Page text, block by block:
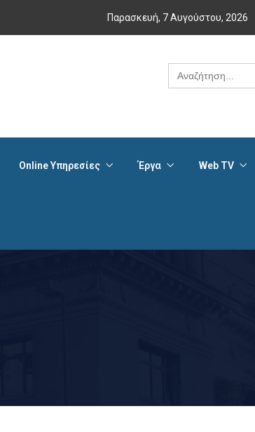
Παρασκευή, 7 Αυγούστου, 2026
Search
for:
Online Υπηρεσίες Έργα Web TV